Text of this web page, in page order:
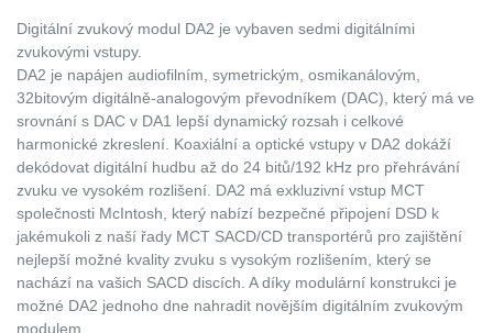
Digitální zvukový modul DA2 je vybaven sedmi digitálními
zvukovými vstupy.
DA2 je napájen audiofilním, symetrickým, osmikanálovým,
32bitovým digitálně-analogovým převodníkem (DAC), který má ve
srovnání s DAC v DA1 lepší dynamický rozsah i celkové
harmonické zkreslení. Koaxiální a optické vstupy v DA2 dokáží
dekódovat digitální hudbu až do 24 bitů/192 kHz pro přehrávání
zvuku ve vysokém rozlišení. DA2 má exkluzivní vstup MCT
společnosti McIntosh, který nabízí bezpečné připojení DSD k
jakémukoli z naší řady MCT SACD/CD transportérů pro zajištění
nejlepší možné kvality zvuku s vysokým rozlišením, který se
nachází na vašich SACD discích. A díky modulární konstrukci je
možné DA2 jednoho dne nahradit novějším digitálním zvukovým
modulem.